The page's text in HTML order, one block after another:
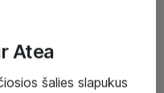
Atea
šalies slapukus